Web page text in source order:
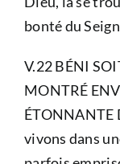
bonté du
V.22 BÉNI
MONTRÉ
ÉTONNANTE
vivons dans